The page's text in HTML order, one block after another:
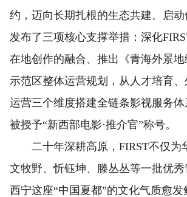
约，迈向长期扎根的生态共建。启
发布了三项核心支撑举措：深化
在地创作的融合、推出《青海外景
示范区整体运营规划，从人才培育
运营三个维度搭建全链条影视服务体
被授予“新西部电影·推介官”称号。
二十年深耕高原，FIRST不仅为
文牧野、忻钰坤、滕丛丛等一批优
西宁这座“中国夏都”的文化气质愈发